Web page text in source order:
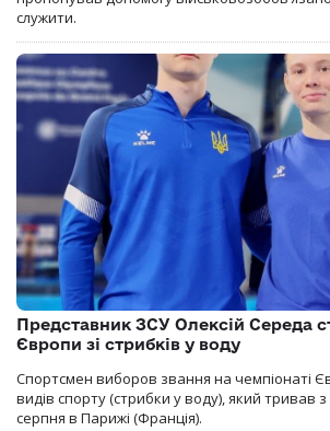
служити.
Представник ЗСУ Олексій Середа
Європи зі стрибків у воду
Спортсмен виборов звання на чемпіонаті
видів спорту (стрибки у воду), який тривав
серпня в Парижі (Франція).